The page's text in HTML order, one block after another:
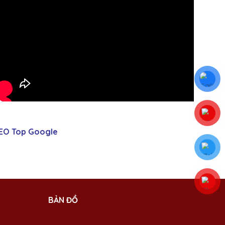
Top Google
BẢN ĐỒ